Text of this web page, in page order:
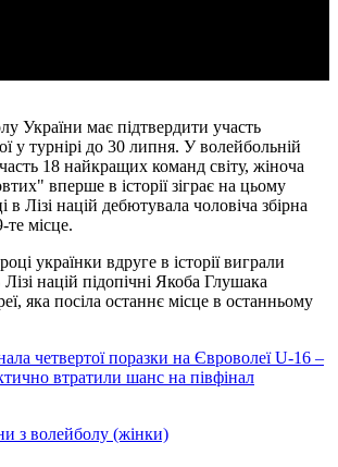
України має підтвердити участь
у турнірі до 30 липня. У волейбольній
18 найкращих команд світу, жіноча
вперше в історії зіграє на цьому
в Лізі націй дебютувала чоловіча збірна
місце.
українки вдруге в історії виграли
націй підопічні Якоба Глушака
яка посіла останнє місце в останньому
четвертої поразки на Євроволеї U-16 –
втратили шанс на півфінал
з волейболу (жінки)